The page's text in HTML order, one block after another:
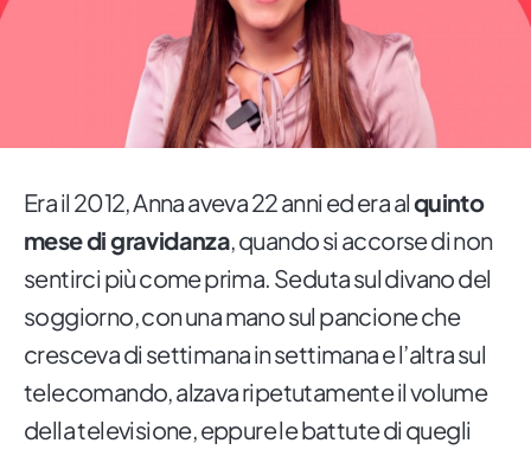
Era il 2012, Anna aveva 22 anni ed era alquinto
mese di gravidanza, quando si accorse di non
sentirci più come prima. Seduta sul divano del
soggiorno, con una mano sul pancione che
cresceva di settimana in settimana e l’altra sul
telecomando, alzava ripetutamente il volume
della televisione, eppure le battute di quegli